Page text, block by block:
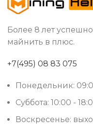
Более 8 лет
майнить в плюс.
+7(495) 08 83 075
Понедельник:
Суббота: 10:00 -
Воскресенье: